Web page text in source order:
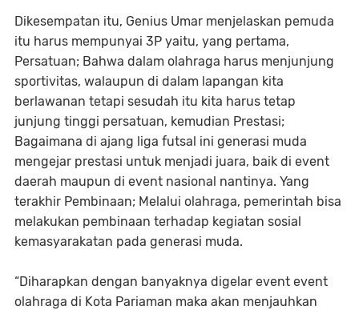
Dikesempatan itu, Genius Umar menjelaskan pemuda
itu harus mempunyai 3P yaitu, yang pertama,
Persatuan; Bahwa dalam olahraga harus menjunjung
sportivitas, walaupun di dalam lapangan kita
berlawanan tetapi sesudah itu kita harus tetap
junjung tinggi persatuan, kemudian Prestasi;
Bagaimana di ajang liga futsal ini generasi muda
mengejar prestasi untuk menjadi juara, baik di event
daerah maupun di event nasional nantinya. Yang
terakhir Pembinaan; Melalui olahraga, pemerintah bisa
melakukan pembinaan terhadap kegiatan sosial
kemasyarakatan pada generasi muda.
“Diharapkan dengan banyaknya digelar event event
olahraga di Kota Pariaman maka akan menjauhkan